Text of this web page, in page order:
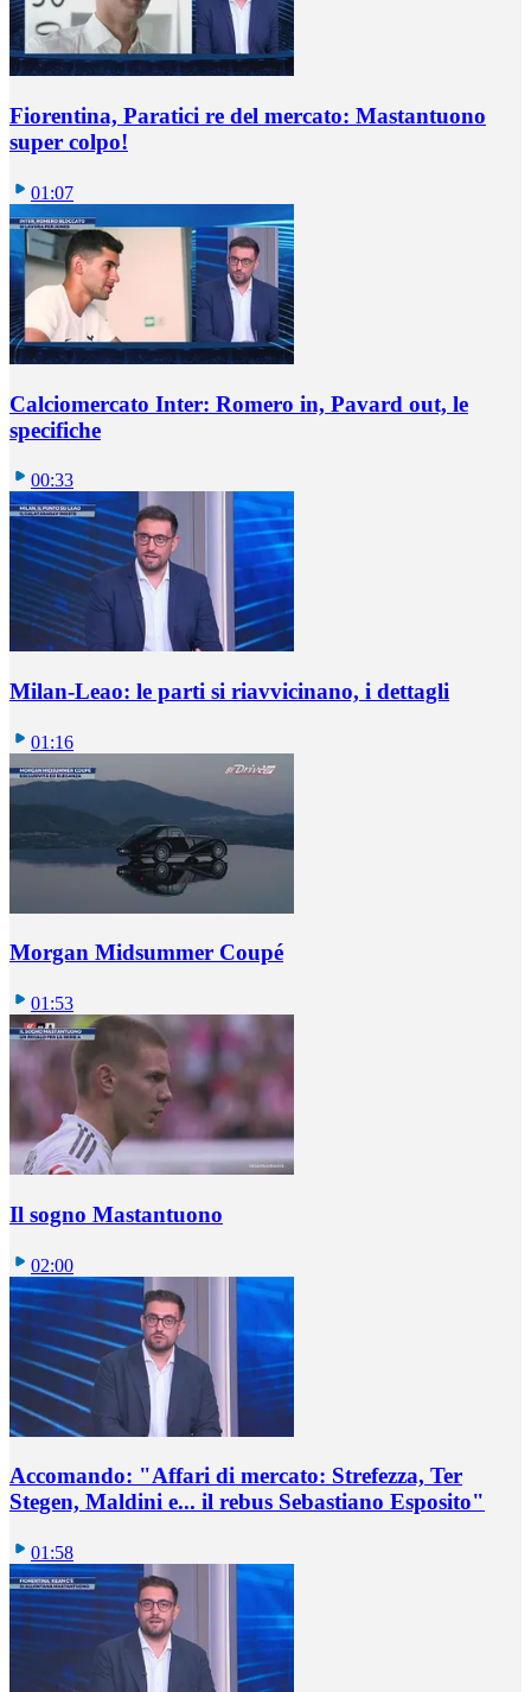
Fiorentina, Paratici re del mercato: Mastantuono
super colpo!
01:07
Calciomercato Inter: Romero in, Pavard out, le
specifiche
00:33
Milan-Leao: le parti si riavvicinano, i dettagli
01:16
Morgan Midsummer Coupé
01:53
Il sogno Mastantuono
02:00
Accomando: "Affari di mercato: Strefezza, Ter
Stegen, Maldini e... il rebus Sebastiano Esposito"
01:58